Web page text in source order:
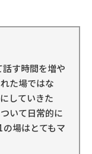
す時間を増や
た場ではな
していきた
いて日常的に
場はとてもマ